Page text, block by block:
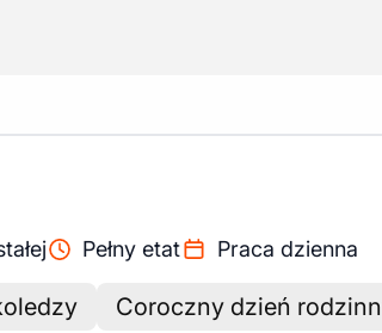
Pełny etat Praca dzienna
Coroczny dzień